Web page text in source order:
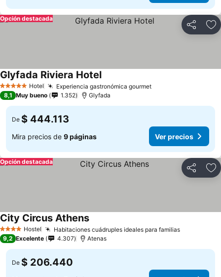
Compartir
Opción destacada
5 Estrellas Hotel Experiencia gastronómica gourmetVer precios
Glyfada Riviera HotelVer precios
8,1 Muy bueno 1.352 Glyfada
De $ 444.113
Mira precios de 9 páginas Ver precios
Compartir
Opción destacada
4 EstrellasHostel Habitaciones cuádruples ideales para familiasVer
City Circus AthensVer precios
9,2 Excelente 4.307 Atenas
De $ 206.440